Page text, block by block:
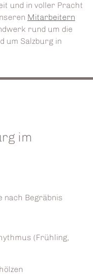
und in voller Pracht
Mitarbeitern
rund um die
um Salzburg in
im
nach Begräbnis
(Frühling,